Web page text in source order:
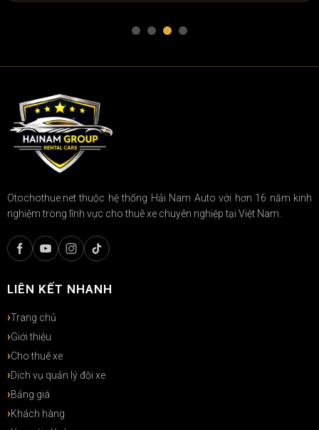
Otochothue.net thuộc hệ thống Hải Nam Auto với hơn 16 năm kinh
nghiệm trong lĩnh vực cho thuê xe chuyên nghiệp tại Việt Nam.
LIÊN KẾT NHANH
Trang chủ
Giới thiệu
Cho thuê xe
Dịch vụ quản lý đội xe
Bảng giá
Khách hàng